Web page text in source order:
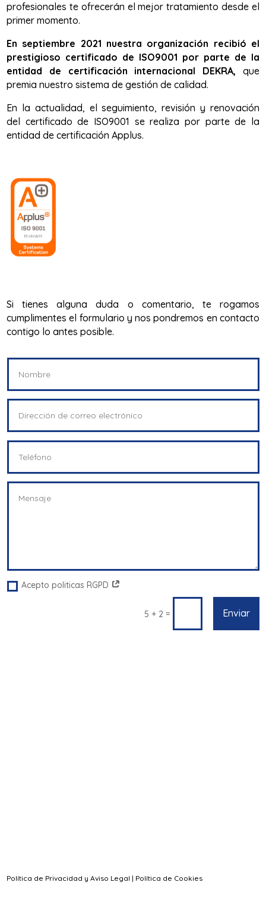
profesionales te ofrecerán el mejor tratamiento desde el
primer momento.
En septiembre 2021 nuestra organización recibió el
prestigioso certificado de ISO9001 por parte de la
entidad de certificación internacional DEKRA, que
premia nuestro sistema de gestión de calidad.
En la actualidad, el seguimiento, revisión y renovación
del certificado de ISO9001 se realiza por parte de la
entidad de certificación Applus.
Si tienes alguna duda o comentario, te rogamos
cumplimentes el formulario y nos pondremos en contacto
contigo lo antes posible.
Acepto politicas RGPD
5 + 2 = Enviar
Política de Privacidad y Aviso Legal | Política de Cookies